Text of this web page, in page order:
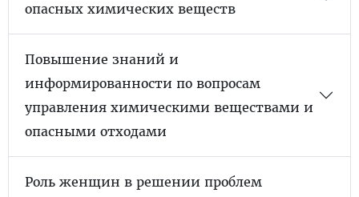
опасных химических веществ
Повышение знаний и
информированности по вопросам
управления химическими веществами и
опасными отходами
Роль женщин в решении проблем